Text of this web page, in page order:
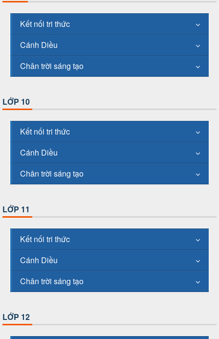
Kết nối tri thức
Cánh Diều
Chân trời sáng tạo
LỚP 10
Kết nối tri thức
Cánh Diều
Chân trời sáng tạo
LỚP 11
Kết nối tri thức
Cánh Diều
Chân trời sáng tạo
LỚP 12